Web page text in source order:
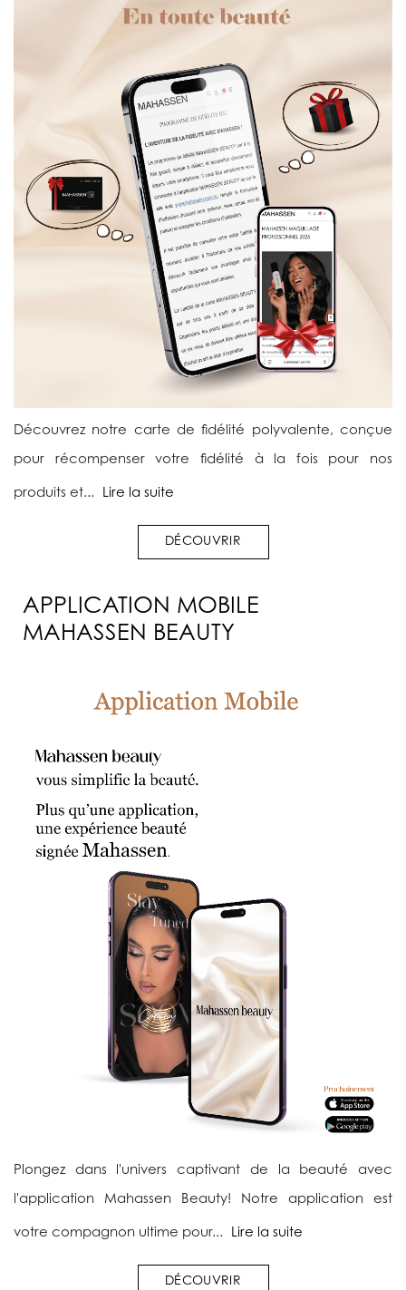
Découvrez notre carte de fidélité polyvalente, conçue
pour récompenser votre fidélité à la fois pour nos
produits et... Lire la suite
DÉCOUVRIR
APPLICATION MOBILE
MAHASSEN BEAUTY
Plongez dans l'univers captivant de la beauté avec
l'application Mahassen Beauty! Notre application est
votre compagnon ultime pour... Lire la suite
DÉCOUVRIR